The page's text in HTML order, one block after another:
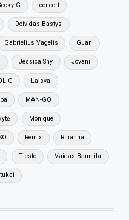
G concert
Deividas Bastys
Gabrielius Vagelis GJan
Jessica Shy Jovani
G Laisva
MAN-GO
Monique
Remix Rihanna
Tiesto Vaidas Baumila